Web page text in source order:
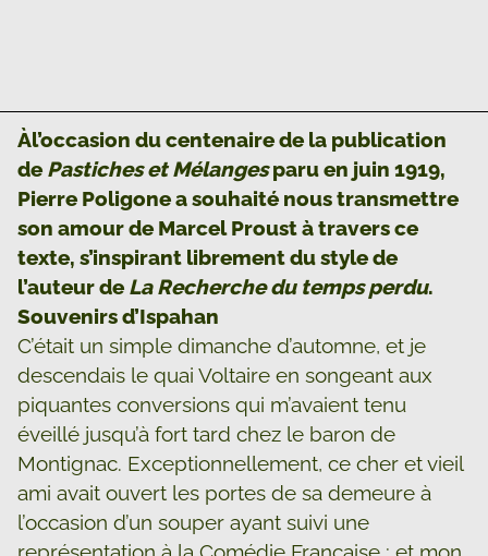
Àl’occasion du centenaire de la publication
de Pastiches et Mélangesparu en juin 1919,
Pierre Poligone a souhaité nous transmettre
son amour de Marcel Proust à travers ce
texte, s’inspirant librement du style de
l’auteur de La Recherche du temps perdu.
Souvenirs d’Ispahan
C’était un simple dimanche d’automne, et je
descendais le quai Voltaire en songeant aux
piquantes conversions qui m’avaient tenu
éveillé jusqu’à fort tard chez le baron de
Montignac. Exceptionnellement, ce cher et vieil
ami avait ouvert les portes de sa demeure à
l’occasion d’un souper ayant suivi une